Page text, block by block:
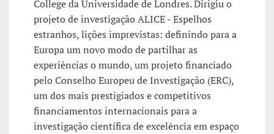
College da Universidade de Londres. Dirigiu o
projeto de investigação ALICE - Espelhos
estranhos, lições imprevistas: definindo para a
Europa um novo modo de partilhar as
experiências o mundo, um projeto financiado
pelo Conselho Europeu de Investigação (ERC),
um dos mais prestigiados e competitivos
financiamentos internacionais para a
investigação científica de excelência em espaço